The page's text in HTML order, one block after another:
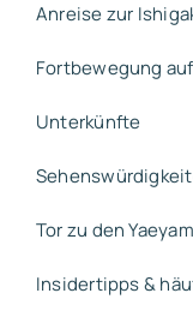
Anreise zur
Fortbewegung
Unterkünfte
Tor zu den
Insidertipps &